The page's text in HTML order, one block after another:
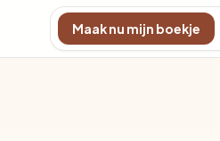
Maak nu mijn boekje